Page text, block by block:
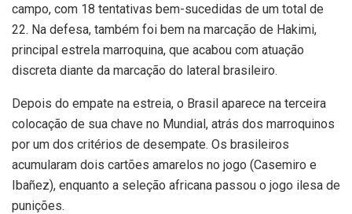
campo, com 18 tentativas bem-sucedidas de um total de
22. Na defesa, também foi bem na marcação de Hakimi,
principal estrela marroquina, que acabou com atuação
discreta diante da marcação do lateral brasileiro.
Depois do empate na estreia, o Brasil aparece na terceira
colocação de sua chave no Mundial, atrás dos marroquinos
por um dos critérios de desempate. Os brasileiros
acumularam dois cartões amarelos no jogo (Casemiro e
Ibañez), enquanto a seleção africana passou o jogo ilesa de
punições.